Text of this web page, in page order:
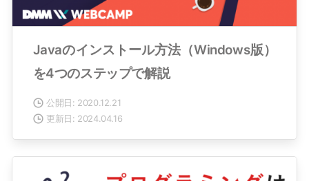
Javaのインストール方法（Windows版）
を4つのステップで解説
公開日: 2020.12.21
更新日: 2024.04.16